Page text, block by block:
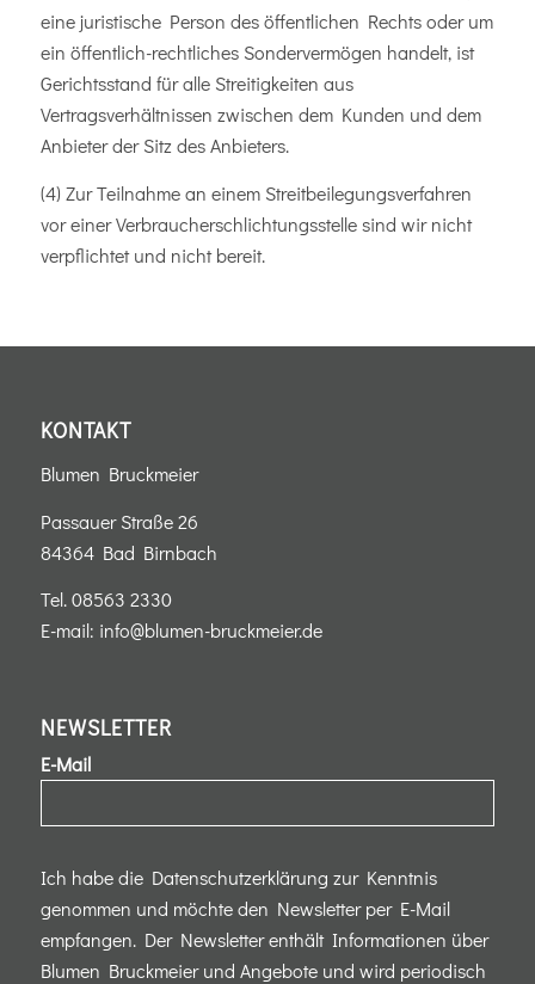
eine juristische Person des öffentlichen Rechts oder um
ein öffentlich-rechtliches Sondervermögen handelt, ist
Gerichtsstand für alle Streitigkeiten aus
Vertragsverhältnissen zwischen dem Kunden und dem
Anbieter der Sitz des Anbieters.
(4) Zur Teilnahme an einem Streitbeilegungsverfahren
vor einer Verbraucherschlichtungsstelle sind wir nicht
verpflichtet und nicht bereit.
KONTAKT
Blumen Bruckmeier
Passauer Straße 26
84364 Bad Birnbach
Tel.08563 2330
E-mail: info@blumen-bruckmeier.de
NEWSLETTER
E-Mail
Ich habe die Datenschutzerklärung zur Kenntnis
genommen und möchte den Newsletter per E-Mail
empfangen. Der Newsletter enthält Informationen über
Blumen Bruckmeier und Angebote und wird periodisch